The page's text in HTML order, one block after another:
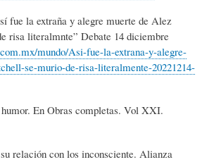
fue la extraña y alegre muerte de Alez
risa literalmnte” Debate 14 diciembre
mundo/Asi-fue-la-extrana-y-alegre-
se-murio-de-risa-literalmente-20221214-
En Obras completas. Vol XXI.
relación con los inconsciente. Alianza